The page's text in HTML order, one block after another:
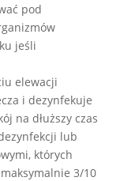
pod
jeśli
elewacji
i dezynfekuje
na dłuższy czas
lub
których
3/10